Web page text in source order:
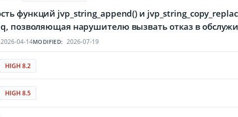
функций jvp_string_append() и
позволяющая нарушителю вызвать отказ в
2026-04-14MODIFIED: 2026-07-19
HIGH 8.2
HIGH 8.5